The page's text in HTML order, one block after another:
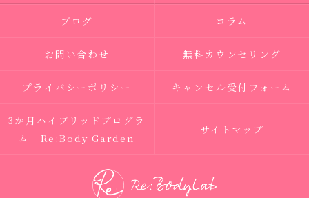
ブログ コラム
お問い合わせ 無料カウンセリング
プライバシーポリシー キャンセル受付フォーム
3か月ハイブリッドプログラ
ム｜Re:Body Garden
サイトマップ